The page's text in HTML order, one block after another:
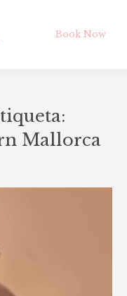
Book Now
Mallorca